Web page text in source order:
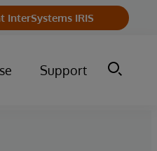
InterSystems IRIS
Support